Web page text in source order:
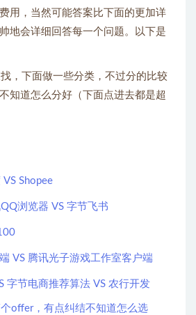
用，当然可能答案比下面的更加详
帅地会详细回答每一个问题。以下是
，下面做一些分类，不过分的比较
知道怎么分好（下面点进去都是超
Shopee
浏览器 VS 字节飞书
VS 腾讯光子游戏工作室客户端
字节电商推荐算法 VS 农行开发
offer，有点纠结不知道怎么选